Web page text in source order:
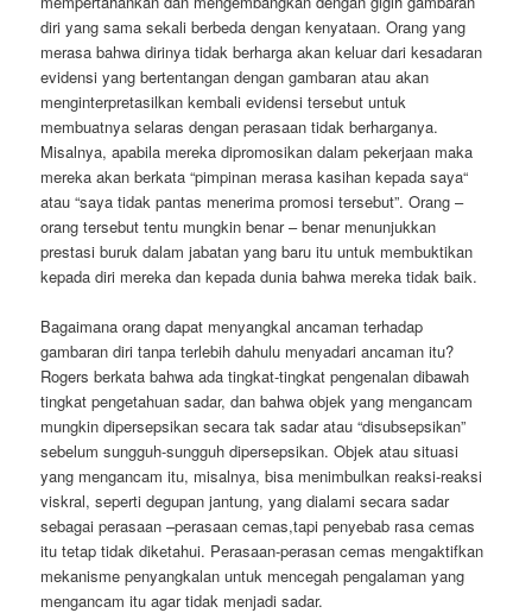
diri yang sama sekali berbeda dengan kenyataan. Orang yang
merasa bahwa dirinya tidak berharga akan keluar dari kesadaran
evidensi yang bertentangan dengan gambaran atau akan
menginterpretasilkan kembali evidensi tersebut untuk
membuatnya selaras dengan perasaan tidak berharganya.
Misalnya, apabila mereka dipromosikan dalam pekerjaan maka
mereka akan berkata “pimpinan merasa kasihan kepada saya“
atau “saya tidak pantas menerima promosi tersebut”. Orang –
orang tersebut tentu mungkin benar – benar menunjukkan
prestasi buruk dalam jabatan yang baru itu untuk membuktikan
kepada diri mereka dan kepada dunia bahwa mereka tidak baik.
Bagaimana orang dapat menyangkal ancaman terhadap
gambaran diri tanpa terlebih dahulu menyadari ancaman itu?
Rogers berkata bahwa ada tingkat-tingkat pengenalan dibawah
tingkat pengetahuan sadar, dan bahwa objek yang mengancam
mungkin dipersepsikan secara tak sadar atau “disubsepsikan”
sebelum sungguh-sungguh dipersepsikan. Objek atau situasi
yang mengancam itu, misalnya, bisa menimbulkan reaksi-reaksi
viskral, seperti degupan jantung, yang dialami secara sadar
sebagai perasaan –perasaan cemas,tapi penyebab rasa cemas
itu tetap tidak diketahui. Perasaan-perasan cemas mengaktifkan
mekanisme penyangkalan untuk mencegah pengalaman yang
mengancam itu agar tidak menjadi sadar.